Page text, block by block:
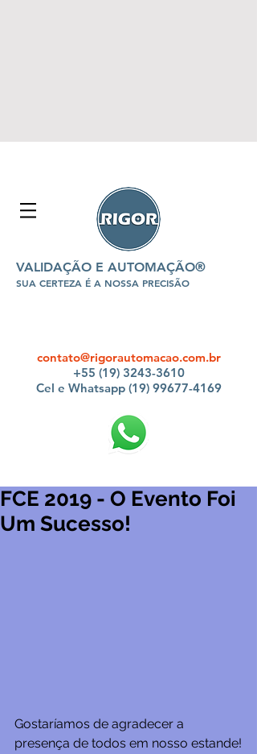
VALIDAÇÃO E AUTOMAÇÃO®
SUA CERTEZA É A NOSSA PRECISÃO
contato@rigorautomacao.com.br
+55 (19) 3243-3610
Cel e Whatsapp (19) 99677-4169
FCE 2019 - O Evento Foi
Um Sucesso!
Gostaríamos de agradecer a
presença de todos em nosso estande!